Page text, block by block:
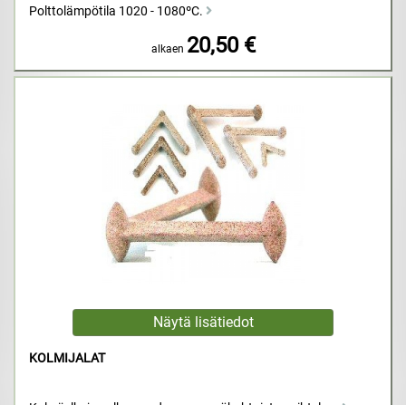
Polttolämpötila 1020 - 1080ºC.
alkaen 20,50 €
KOLMIJALAT